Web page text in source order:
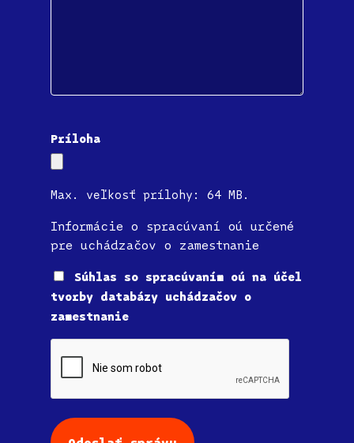
Príloha
Max. veľkosť prílohy: 64 MB.
Informácie o spracúvaní oú určené
pre uchádzačov o zamestnanie
SúhlasSúhlas so spracúvaním oú na účel
tvorby databázy uchádzačov o
zamestnanie